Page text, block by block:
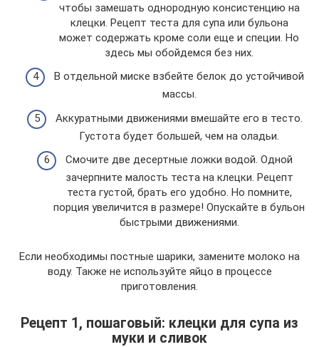
чтобы замешать однородную консистенцию на
клецки. Рецепт теста для супа или бульона
может содержать кроме соли еще и специи. Но
здесь мы обойдемся без них.
В отдельной миске взбейте белок до устойчивой
массы.
Аккуратными движениями вмешайте его в тесто.
Густота будет большей, чем на оладьи.
Смочите две десертные ложки водой. Одной
зачерпните малость теста на клецки. Рецепт
теста густой, брать его удобно. Но помните,
порция увеличится в размере! Опускайте в бульон
быстрыми движениями.
Если необходимы постные шарики, замените молоко на
воду. Также не используйте яйцо в процессе
приготовления.
Рецепт 1, пошаговый: клецки для супа из
муки и сливок